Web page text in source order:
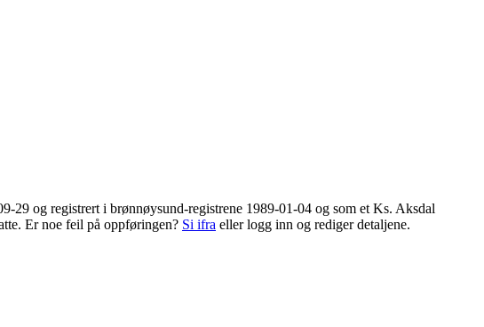
29 og registrert i brønnøysund-registrene 1989-01-04 og som et Ks. Aksdal
Er noe feil på oppføringen? Si ifra eller logg inn og rediger detaljene.